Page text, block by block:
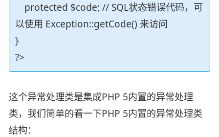
protected $code; // SQL状态错误代码，可
以使用 Exception::getCode() 来访问
}
?>
这个异常处理类是集成PHP 5内置的异常处理
类，我们简单的看一下PHP 5内置的异常处理类
结构：